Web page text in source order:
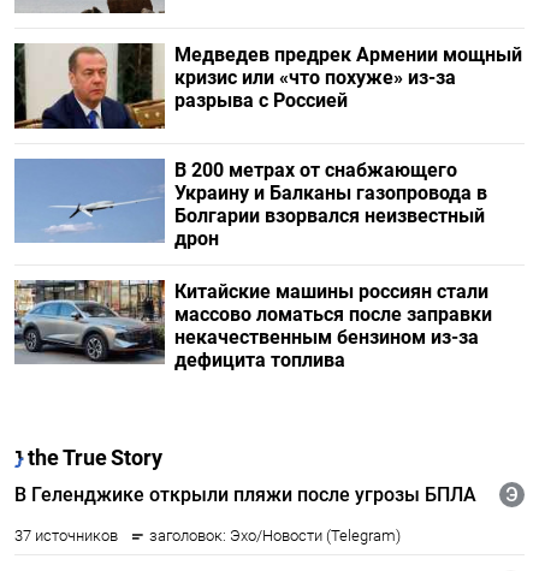
Медведев предрек Армении мощный
кризис или «что похуже» из-за
разрыва с Россией
В 200 метрах от снабжающего
Украину и Балканы газопровода в
Болгарии взорвался неизвестный
дрон
Китайские машины россиян стали
массово ломаться после заправки
некачественным бензином из-за
дефицита топлива